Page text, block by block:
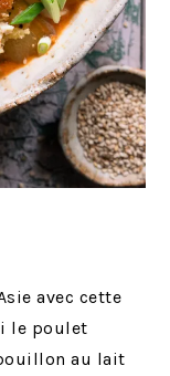
avec cette
le poulet
au lait